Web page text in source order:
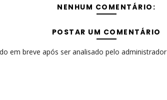
NENHUM COMENTÁRIO:
POSTAR UM COMENTÁRIO
em breve após ser analisado pelo administrador